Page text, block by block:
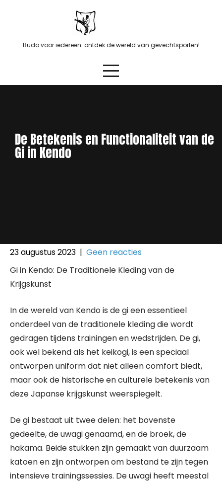
Budo voor iedereen: ontdek de wereld van gevechtsporten!
De Betekenis en Functionaliteit van de
Gi in Kendo
23 augustus 2023 | Geen reacties
Gi in Kendo: De Traditionele Kleding van de
Krijgskunst
In de wereld van Kendo is de gi een essentieel
onderdeel van de traditionele kleding die wordt
gedragen tijdens trainingen en wedstrijden. De gi,
ook wel bekend als het keikogi, is een speciaal
ontworpen uniform dat niet alleen comfort biedt,
maar ook de historische en culturele betekenis van
deze Japanse krijgskunst weerspiegelt.
De gi bestaat uit twee delen: het bovenste
gedeelte, de uwagi genaamd, en de broek, de
hakama. Beide stukken zijn gemaakt van duurzaam
katoen en zijn ontworpen om bestand te zijn tegen
intensieve trainingssessies. De uwagi heeft meestal